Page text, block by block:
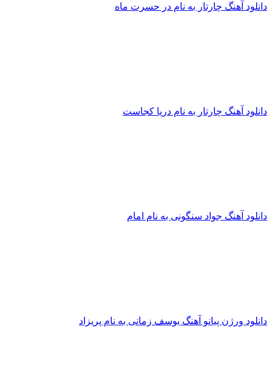
چارتار به نام در حسرت ماه
چارتار به نام دریا کجاست
جواد سنگونی به نام امام
پیانو آهنگ یوسف زمانی به نام پریزاد